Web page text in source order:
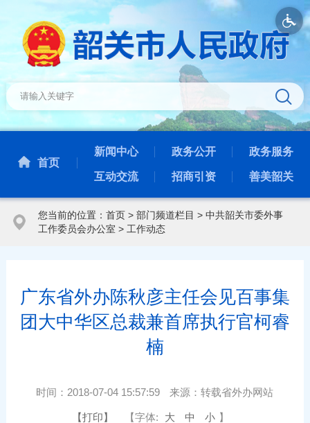
首页
新闻中心 政务公开 政务服务
互动交流 招商引资 善美韶关
您当前的位置： 首页> 部门频道栏目 > 中共韶关市委外事
工作委员会办公室 > 工作动态
广东省外办陈秋彦主任会见百事集
团大中华区总裁兼首席执行官柯睿
楠
时间： 2018-07-04 15:57:59 来源：转载省外办网站
【打印】 【字体: 大 中 小 】